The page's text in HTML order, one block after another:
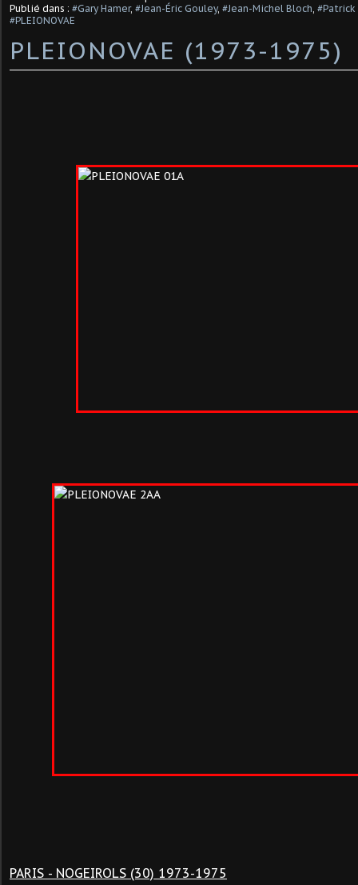
Publié dans : #Gary Hamer, #Jean-Éric Gouley, #Jean-Michel Bloch, #Patrick
#PLEIONOVAE
PLEIONOVAE (1973-1975)
PARIS - NOGEIROLS (30) 1973-1975